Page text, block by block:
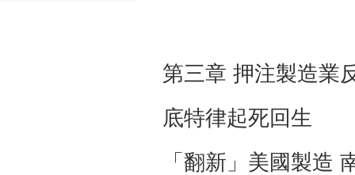
第三章 押注製造業
底特律起死
「翻新」美國